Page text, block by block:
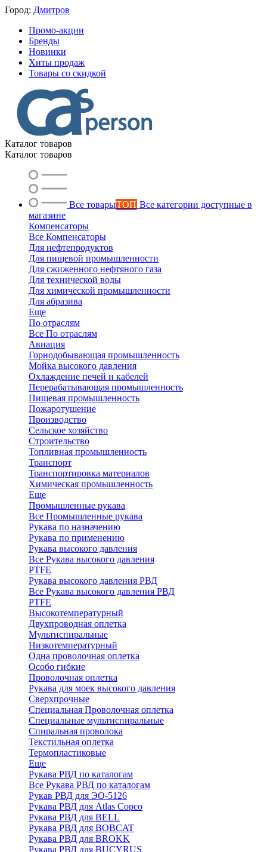
Город: Дмитров
Промо-акции
Бренды
Новинки
Хиты продаж
Товары со скидкой
Каталог товаров
Каталог товаров
Все товарыТОП Все категории доступные в
магазине
Компенсаторы
Все Компенсаторы
Для нефтепродуктов
Для пищевой промышленности
Для сжиженного нефтяного газа
Для технической воды
Для химической промышленности
Для абразива
Еще
По отраслям
Все По отраслям
Авиация
Горнодобывающая промышленность
Мойка высокого давления
Охлаждение печей и кабелей
Перерабатывающая промышленность
Пищевая промышленность
Пожаротушение
Производство
Сельское хозяйство
Строительство
Топливная промышленность
Транспорт
Транспортировка материалов
Химическая промышленность
Еще
Промышленные рукава
Все Промышленные рукава
Рукава по назначению
Рукава по применению
Рукава высокого давления
Все Рукава высокого давления
PTFE
Рукава высокого давления РВД
Все Рукава высокого давления РВД
PTFE
Высокотемпературный
Двухпроводная оплетка
Мультиспиральные
Низкотемпературный
Одна проволочная оплетка
Особо гибкие
Проволочная оплетка
Рукава для моек высокого давления
Сверхпрочные
Специальная Проволочная оплетка
Специальные мультиспиральные
Спиральная проволока
Текстильная оплетка
Термопластиковые
Еще
Рукава РВД по каталогам
Все Рукава РВД по каталогам
Рукав РВД для ЭО-5126
Рукава РВД для Atlas Copco
Рукава РВД для BELL
Рукава РВД для BOBCAT
Рукава РВД для BROKK
Рукава РВД для BUCYRUS